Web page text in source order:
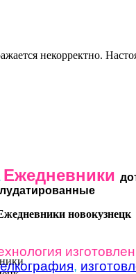
некорректно.
Ежедневники
,